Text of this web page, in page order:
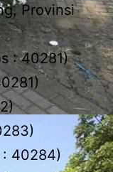
Provinsi
: 40281)
: 40284)